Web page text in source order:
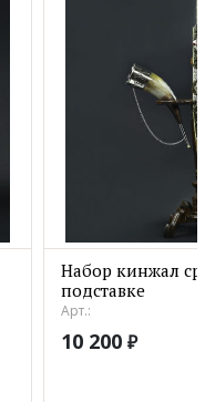
Набор кинжал
подставке
Арт.:
10 200 ₽